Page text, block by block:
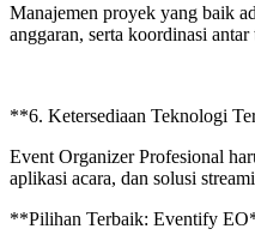
Manajemen proyek yang baik
anggaran, serta koordinasi
**6. Ketersediaan Teknologi
Event Organizer Profesional
aplikasi acara, dan solusi
**Pilihan Terbaik: Eventify